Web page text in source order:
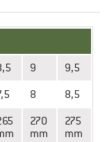
9 9,5
8 8,5
270
mm
275
mm